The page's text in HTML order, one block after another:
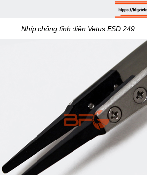
Nhíp chống tĩnh điện Vetus ESD 249